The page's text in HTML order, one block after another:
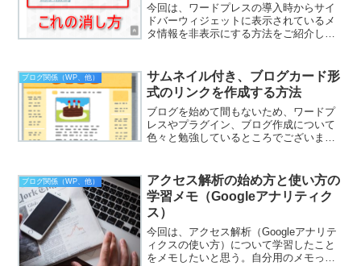
今回は、ワードプレスの導入時からサイ
ドバーウィジェットに表示されているメ
タ情報を非表示にする方法をご紹介した
ているメタ情報ってやつです。このメタ
情報ですが主に、ログイン...
ブログ関係（WP、他）
サムネイル付き、ブログカード形
式のリンクを作成する方法
ブログを始めて間もないため、ワードプ
レスやプラグイン、ブログ作成について
色々と勉強しているところでございま
コよくリッチに表示されているではあり
ませんか！？サムネイル付き...
ブログ関係（WP、他）
アクセス解析の始め方と使い方の
学習メモ（Googleアナリティク
ス）
今回は、アクセス解析（Googleアナリテ
ィクスの使い方）について学習したこと
をメモしたいと思う。自分用のメモって